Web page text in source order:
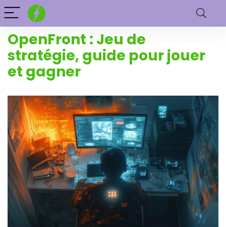
OpenFront : Jeu de
stratégie, guide pour jouer
et gagner